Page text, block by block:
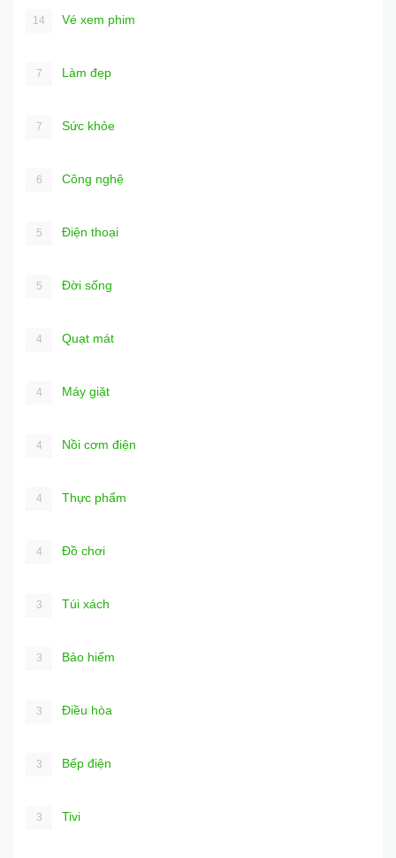
14 Vé xem phim
7 Làm đẹp
7 Sức khỏe
6 Công nghệ
5 Điện thoại
5 Đời sống
4 Quạt mát
4 Máy giặt
4 Nồi cơm điện
4 Thực phẩm
4 Đồ chơi
3 Túi xách
3 Bảo hiểm
3 Điều hòa
3 Bếp điện
3 Tivi